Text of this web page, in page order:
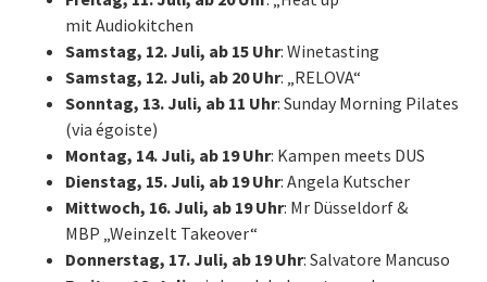
mit Audiokitchen
Samstag, 12. Juli, ab 15 Uhr: Winetasting
Samstag, 12. Juli, ab 20 Uhr: „RELOVA“
Sonntag, 13. Juli, ab 11 Uhr: Sunday Morning Pilates
(via égoiste)
Montag, 14. Juli, ab 19 Uhr: Kampen meets DUS
Dienstag, 15. Juli, ab 19 Uhr: Angela Kutscher
Mittwoch, 16. Juli, ab 19 Uhr: Mr Düsseldorf &
MBP „Weinzelt Takeover“
Donnerstag, 17. Juli, ab 19 Uhr: Salvatore Mancuso